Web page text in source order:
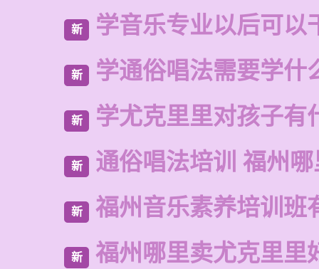
新 学音乐专业以后可以
新 学通俗唱法需要学什
新 学尤克里里对孩子有
新 通俗唱法培训 福州
新 福州音乐素养培训班
新 福州哪里卖尤克里里